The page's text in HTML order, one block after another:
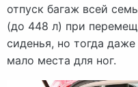
отпуск багаж всей
(до 448 л) при
сиденья, но тогда
мало места для ног.